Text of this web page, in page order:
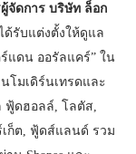
จัดการ บริษัท ล็อก
ด้รับแต่งตั้งให้ดูแล
แดน ออรัลแคร์” ใน
โมเดิร์นเทรดและ
ฟู้ดฮอลล์, โลตัส,
ก็ต, ฟู้ดส์แลนด์ รวม